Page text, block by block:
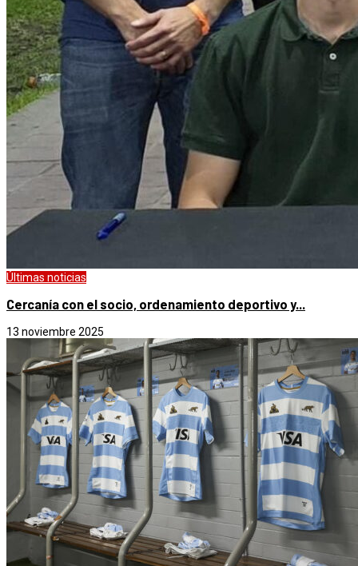
Últimas noticias
Cercanía con el socio, ordenamiento deportivo y...
13 noviembre 2025